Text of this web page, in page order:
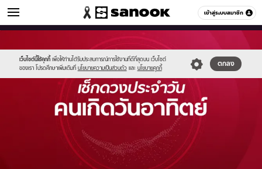
เข้าสู่ระบบสมาชิก
ดูดวง หมวดอื่นๆ
เว็บไซต์นี้ใช้คุกกี้ เพื่อให้ท่านได้รับประสบการณ์การใช้งานที่ดีที่สุดบน เว็บไซต์
ของเรา โปรดศึกษาเพิ่มเติมที่ นโยบายความเป็นส่วนตัว และ นโยบายคุกกี้
ตกลง
//s.isanook.com/sr/0/images/logo-
new-
sanook.png
//s.isanook.com/ho/0/ud/fxd/day/sunday.jpg